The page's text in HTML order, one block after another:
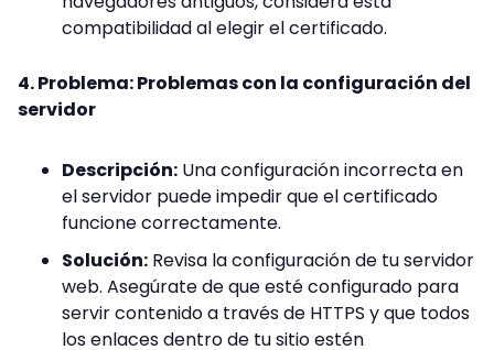
compatibilidad al elegir el certificado.
4. Problema: Problemas con la configuración del
servidor
Descripción: Una configuración incorrecta en
el servidor puede impedir que el certificado
funcione correctamente.
Solución: Revisa la configuración de tu servidor
web. Asegúrate de que esté configurado para
servir contenido a través de HTTPS y que todos
los enlaces dentro de tu sitio estén